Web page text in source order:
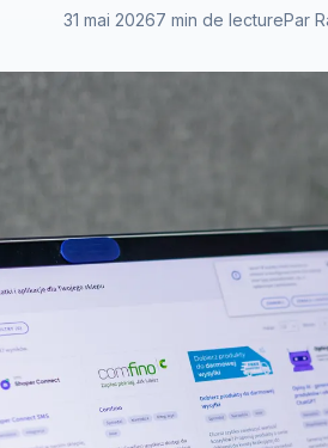
31 mai 20267 min de lecturePar